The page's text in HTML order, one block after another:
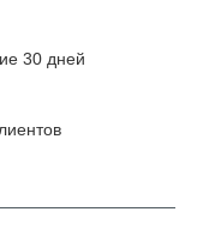
30 дней